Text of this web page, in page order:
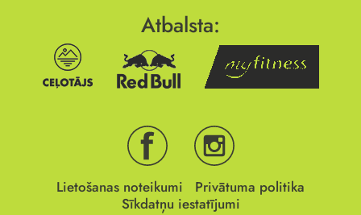
Atbalsta:
Lietošanas noteikumi
Privātuma politika
Sīkdatņu iestatījumi